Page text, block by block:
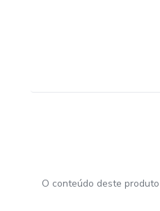
O conteúdo deste